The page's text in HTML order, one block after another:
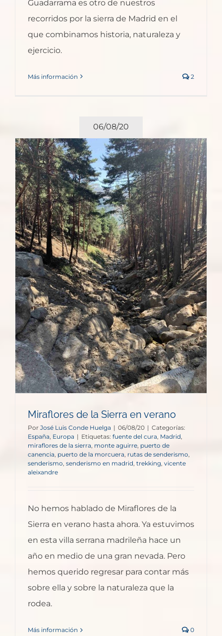
Guadarrama es otro de nuestros
recorridos por la sierra de Madrid en el
que combinamos historia, naturaleza y
ejercicio.
Más información 2
06/08/20
Miraflores de la Sierra en verano
Por José Luis Conde Huelga | 06/08/20 | Categorías:
España, Europa | Etiquetas: fuente del cura, Madrid,
miraflores de la sierra, monte aguirre, puerto de
canencia, puerto de la morcuera, rutas de senderismo,
senderismo, senderismo en madrid, trekking, vicente
aleixandre
No hemos hablado de Miraflores de la
Sierra en verano hasta ahora. Ya estuvimos
en esta villa serrana madrileña hace un
año en medio de una gran nevada. Pero
hemos querido regresar para contar más
sobre ella y sobre la naturaleza que la
rodea.
Más información 0